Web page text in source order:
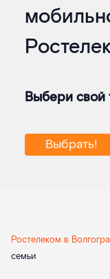
Выбери свой
Выбрать!
Ростелеком в
семьи